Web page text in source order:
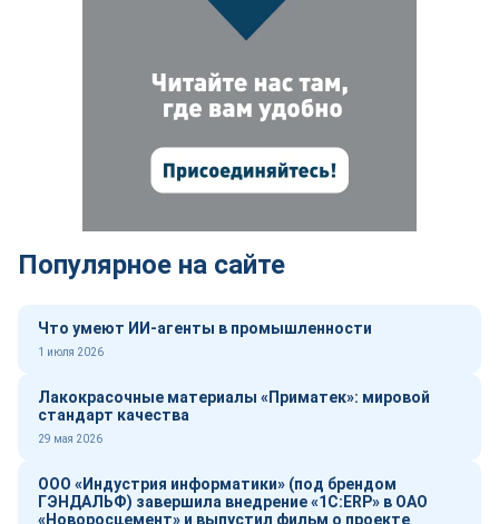
Популярное на сайте
Что умеют ИИ-агенты в промышленности
1 июля 2026
Лакокрасочные материалы «Приматек»: мировой
стандарт качества
29 мая 2026
ООО «Индустрия информатики» (под брендом
ГЭНДАЛЬФ) завершила внедрение «1С:ERP» в ОАО
«Новоросцемент» и выпустил фильм о проекте